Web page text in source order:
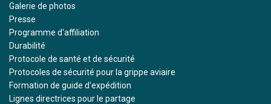
Galerie de photos
Presse
Programme d'affiliation
Durabilité
Protocole de santé et de sécurité
Protocoles de sécurité pour la grippe aviaire
Formation de guide d'expédition
Lignes directrices pour le partage